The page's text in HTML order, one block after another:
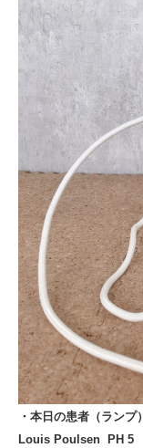
・本日の患者（ランプ）
Louis Poulsen
PH 5